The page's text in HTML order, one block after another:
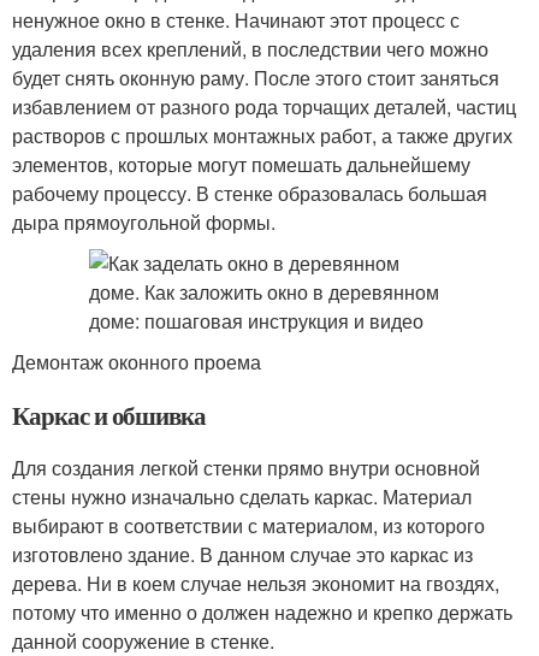
ненужное окно в стенке. Начинают этот процесс с
удаления всех креплений, в последствии чего можно
будет снять оконную раму. После этого стоит заняться
избавлением от разного рода торчащих деталей, частиц
растворов с прошлых монтажных работ, а также других
элементов, которые могут помешать дальнейшему
рабочему процессу. В стенке образовалась большая
дыра прямоугольной формы.
Демонтаж оконного проема
Каркас и обшивка
Для создания легкой стенки прямо внутри основной
стены нужно изначально сделать каркас. Материал
выбирают в соответствии с материалом, из которого
изготовлено здание. В данном случае это каркас из
дерева. Ни в коем случае нельзя экономит на гвоздях,
потому что именно о должен надежно и крепко держать
данной сооружение в стенке.